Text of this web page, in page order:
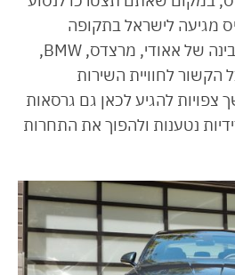
מגיעה לישראל בתקופה
מאתגרת ומזיזה את הגבינה של אאודי, מרצדס, BMW,
הקשור לחוויית השירות
צפויות להגיע לכאן גם גרסאות
נטענות ולהפוך את התחרות